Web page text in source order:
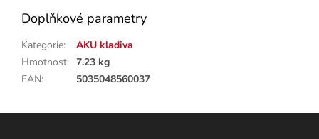
Doplňkové parametry
Kategorie:
AKU kladiva
Hmotnost: 7.23 kg
EAN: 5035048560037
Z